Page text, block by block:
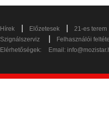
Hírek Előzetesek
21-es terem
Szignálszerviz
Felhasználói
Elérhetőségek:
Email: